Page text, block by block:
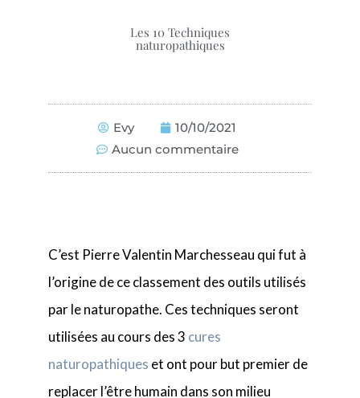
Les 10 Techniques
naturopathiques
Evy
10/10/2021
Aucun commentaire
C’est Pierre Valentin Marchesseau qui fut à
l’origine de ce classement des outils utilisés
par le naturopathe. Ces techniques seront
utilisées au cours des 3 cures
naturopathiques et ont pour but premier de
replacer l’être humain dans son milieu